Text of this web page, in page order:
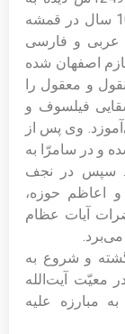
گشود. مدّرس از 6 سالگی به مدت 10 سال در قمشه
و فارسی
اصفهان شده
و معقول را
فیلسوف و
وی پس از
در سامرّا به
در نجف
حوزه،
آیات عظام
و شروع به
آیت‌الله
علیه